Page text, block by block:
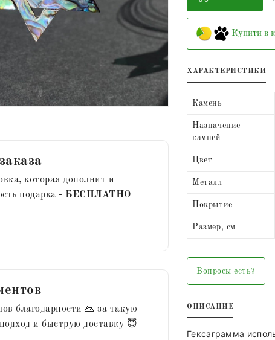
которая дополнит и
подарка - БЕСПЛАТНО
благодарности 🙏 за такую
и быструю доставку 😇
Купити в
ХАРАКТЕРИСТИКИ
Камень
Назначение
камней
Цвет
Металл
Покрытие
Размер, см
Вопросы есть?
ОПИСАНИЕ
Гексаграмма